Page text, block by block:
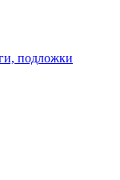
подложки